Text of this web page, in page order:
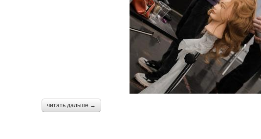
читать дальше →